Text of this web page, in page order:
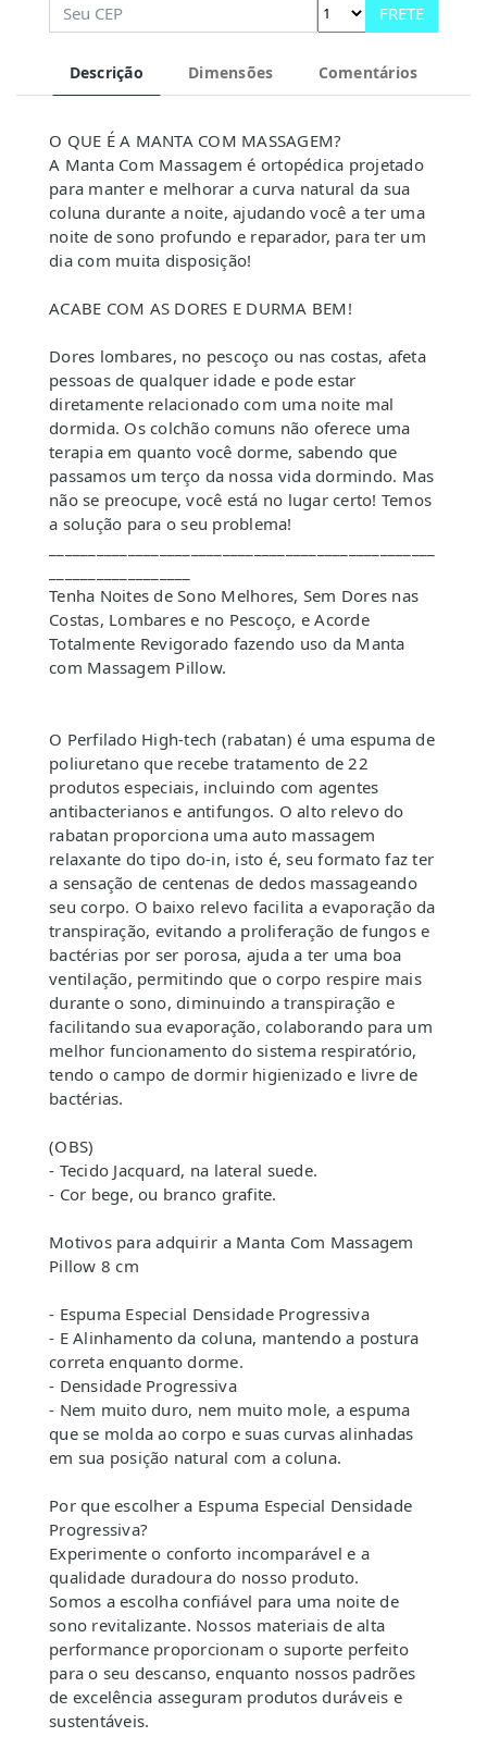
FRETE
Descrição Dimensões Comentários
O QUE É A MANTA COM MASSAGEM?
A Manta Com Massagem é ortopédica projetado
para manter e melhorar a curva natural da sua
coluna durante a noite, ajudando você a ter uma
noite de sono profundo e reparador, para ter um
dia com muita disposição!
ACABE COM AS DORES E DURMA BEM!
Dores lombares, no pescoço ou nas costas, afeta
pessoas de qualquer idade e pode estar
diretamente relacionado com uma noite mal
dormida. Os colchão comuns não oferece uma
terapia em quanto você dorme, sabendo que
passamos um terço da nossa vida dormindo. Mas
não se preocupe, você está no lugar certo! Temos
a solução para o seu problema!
Tenha Noites de Sono Melhores, Sem Dores nas
Costas, Lombares e no Pescoço, e Acorde
Totalmente Revigorado fazendo uso da Manta
com Massagem Pillow.
O Perfilado High-tech (rabatan) é uma espuma de
poliuretano que recebe tratamento de 22
produtos especiais, incluindo com agentes
antibacterianos e antifungos. O alto relevo do
rabatan proporciona uma auto massagem
relaxante do tipo do-in, isto é, seu formato faz ter
a sensação de centenas de dedos massageando
seu corpo. O baixo relevo facilita a evaporação da
transpiração, evitando a proliferação de fungos e
bactérias por ser porosa, ajuda a ter uma boa
ventilação, permitindo que o corpo respire mais
durante o sono, diminuindo a transpiração e
facilitando sua evaporação, colaborando para um
melhor funcionamento do sistema respiratório,
tendo o campo de dormir higienizado e livre de
bactérias.
(OBS)
- Tecido Jacquard, na lateral suede.
- Cor bege, ou branco grafite.
Motivos para adquirir a Manta Com Massagem
Pillow 8 cm
- Espuma Especial Densidade Progressiva
- E Alinhamento da coluna, mantendo a postura
correta enquanto dorme.
- Densidade Progressiva
- Nem muito duro, nem muito mole, a espuma
que se molda ao corpo e suas curvas alinhadas
em sua posição natural com a coluna.
Por que escolher a Espuma Especial Densidade
Progressiva?
Experimente o conforto incomparável e a
qualidade duradoura do nosso produto.
Somos a escolha confiável para uma noite de
sono revitalizante. Nossos materiais de alta
performance proporcionam o suporte perfeito
para o seu descanso, enquanto nossos padrões
de excelência asseguram produtos duráveis e
sustentáveis.